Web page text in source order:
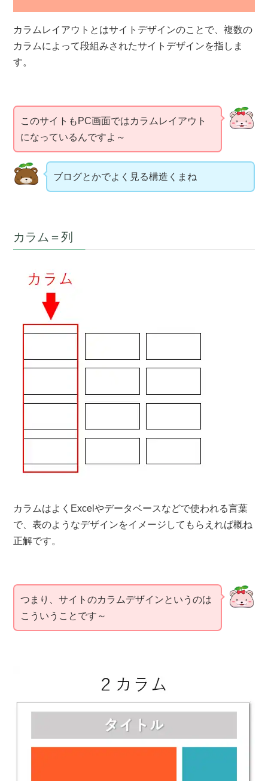
カラムレイアウトとはサイトデザインのことで、複数の
カラムによって段組みされたサイトデザインを指しま
す。
このサイトもPC画面ではカラムレイアウト
になっているんですよ～
ブログとかでよく見る構造くまね
カラム＝列
カラムはよくExcelやデータベースなどで使われる言葉
で、表のようなデザインをイメージしてもらえれば概ね
正解です。
つまり、サイトのカラムデザインというのは
こういうことです～